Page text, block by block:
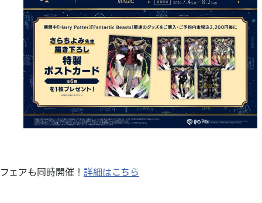
フェアも同時開催！ 詳細はこちら